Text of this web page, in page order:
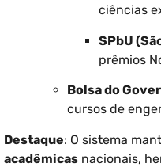
ciências
SPbU
prêmios
Bolsa do
cursos de
Destaque: O sistema
acadêmicas nacionais,